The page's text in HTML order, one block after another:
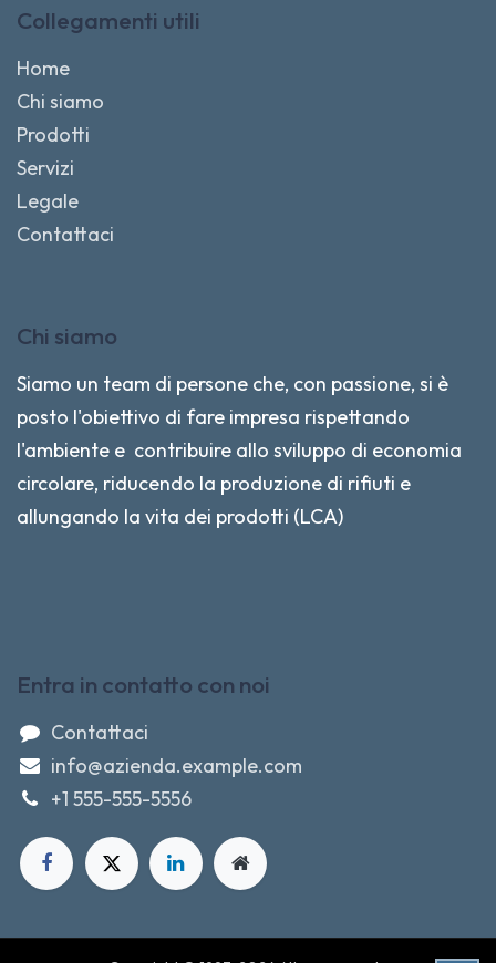
Collegamenti utili
Home
Chi siamo
Prodotti
Servizi
Legale
Contattaci
Chi siamo
Siamo un team di persone che, con passione, si è
posto l'obiettivo di fare impresa rispettando
l'ambiente e contribuire allo sviluppo di economia
circolare, riducendo la produzione di rifiuti e
allungando la vita dei prodotti (LCA)
Entra in contatto con noi
Contattaci
info@azienda.example.com
+1 555-555-5556